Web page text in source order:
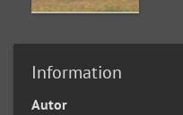
Information
Autor